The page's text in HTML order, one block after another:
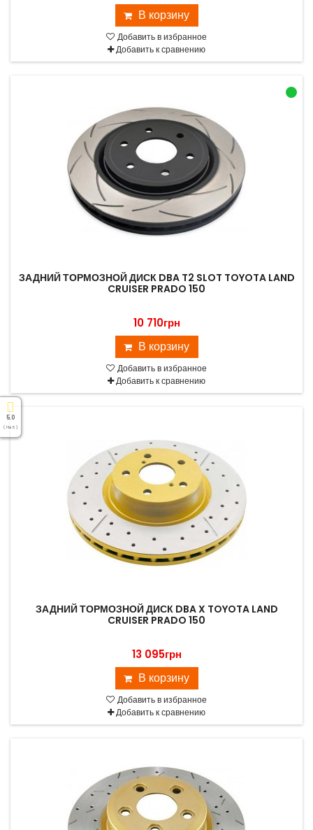
В корзину
Добавить в избранное
Добавить к сравнению
ЗАДНИЙ ТОРМОЗНОЙ ДИСК DBA T2 SLOT TOYOTA LAND
CRUISER PRADO 150
10 710грн
В корзину
Добавить в избранное
Добавить к сравнению
ЗАДНИЙ ТОРМОЗНОЙ ДИСК DBA X TOYOTA LAND
CRUISER PRADO 150
13 095грн
В корзину
Добавить в избранное
Добавить к сравнению
5.0
( На 5 )